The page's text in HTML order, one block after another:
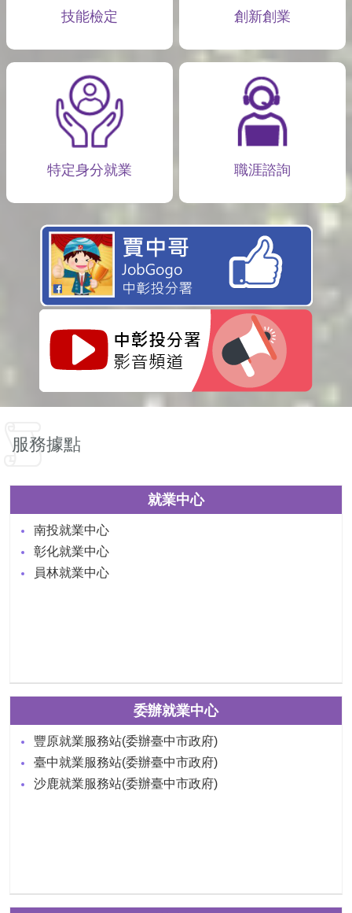
技能檢定 創新創業
特定身分就業 職涯諮詢
服務據點
就業中心
南投就業中心
彰化就業中心
員林就業中心
委辦就業中心
豐原就業服務站(委辦臺中市政府)
臺中就業服務站(委辦臺中市政府)
沙鹿就業服務站(委辦臺中市政府)